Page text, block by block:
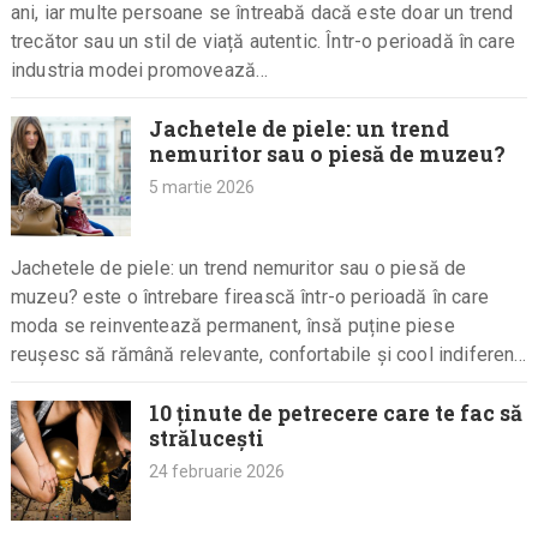
ani, iar multe persoane se întreabă dacă este doar un trend
trecător sau un stil de viață autentic. Într-o perioadă în care
industria modei promovează…
Jachetele de piele: un trend
nemuritor sau o piesă de muzeu?
5 martie 2026
Jachetele de piele: un trend nemuritor sau o piesă de
muzeu? este o întrebare firească într-o perioadă în care
moda se reinventează permanent, însă puține piese
reușesc să rămână relevante, confortabile și cool indiferent
10 ținute de petrecere care te fac să
strălucești
24 februarie 2026